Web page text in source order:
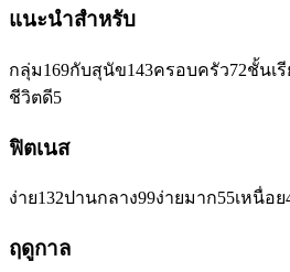
แนะนำสำหรับ
กลุ่ม169กับสุนัข143ครอบครัว72ชั้นเ
ชีวิตดี5
ฟิตเนส
ง่าย132ปานกลาง99ง่ายมาก55เหนื่อย
ฤดูกาล